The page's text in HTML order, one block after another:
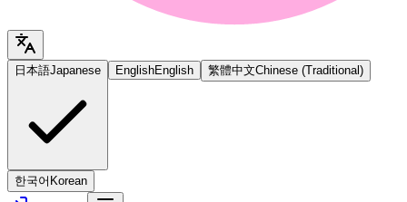
日本語Japanese EnglishEnglish 繁體中文Chinese (Traditional)
한국어 Korean